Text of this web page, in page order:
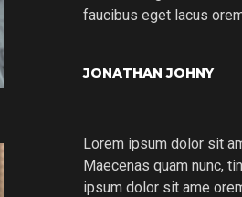
faucibus eget lacus
JONATHAN JOHNY
Lorem ipsum dolor sit
Maecenas quam nunc,
ipsum dolor sit ame